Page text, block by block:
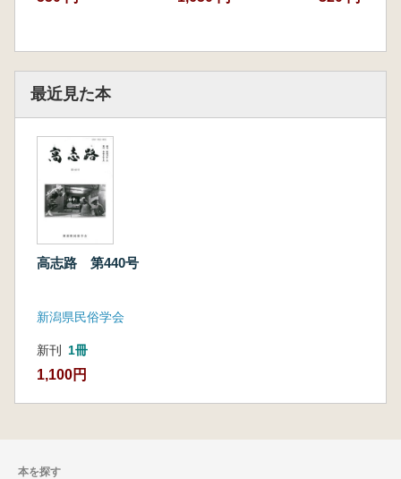
最近見た本
高志路 第440号
新潟県民俗学会
新刊 1冊
1,100円
本を探す